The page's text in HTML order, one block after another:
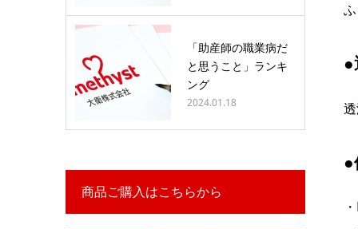
●
●
「助産師の職業病だ
と思うこと」ランキ
ング
2024.01.18
商品ご購入はこちらから